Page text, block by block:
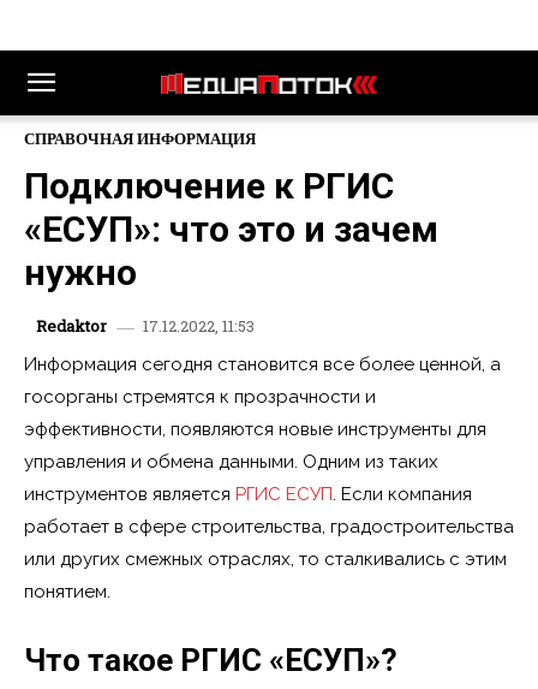
СПРАВОЧНАЯ ИНФОРМАЦИЯ
Подключение к РГИС
«ЕСУП»: что это и зачем
нужно
Redaktor
17.12.2022, 11:53
Информация сегодня становится все более ценной, а
госорганы стремятся к прозрачности и
эффективности, появляются новые инструменты для
управления и обмена данными. Одним из таких
инструментов является РГИС ЕСУП. Если компания
работает в сфере строительства, градостроительства
или других смежных отраслях, то сталкивались с этим
понятием.
Что такое РГИС «ЕСУП»?